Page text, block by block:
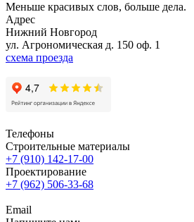
Меньше красивых слов, больше дела.
Адрес
Нижний Новгород
ул. Агрономическая д. 150 оф. 1
схема проезда
Телефоны
Строительные материалы
+7 (910) 142-17-00
Проектирование
+7 (962) 506-33-68
Email